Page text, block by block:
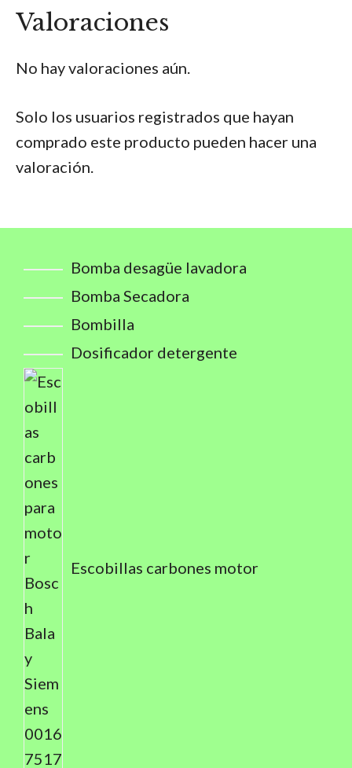
Valoraciones
No hay valoraciones aún.
Solo los usuarios registrados que hayan
comprado este producto pueden hacer una
valoración.
Bomba desagüe lavadora
Bomba Secadora
Bombilla
Dosificador detergente
Escobillas carbones motor